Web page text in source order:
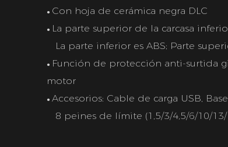
● Con hoja de cerámica negra DLC
● La parte superior de la carcasa
La parte inferior es ABS; Parte
● Función de protección anti-surtida
motor
● Accesorios: Cable de carga USB,
8 peines de límite (1,5/3/4,5/6/10/